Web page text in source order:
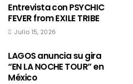
Entrevista con PSYCHIC
FEVER from EXILE TRIBE
Julio 15, 2026
LAGOS anuncia su gira
“EN LA NOCHE TOUR” en
México